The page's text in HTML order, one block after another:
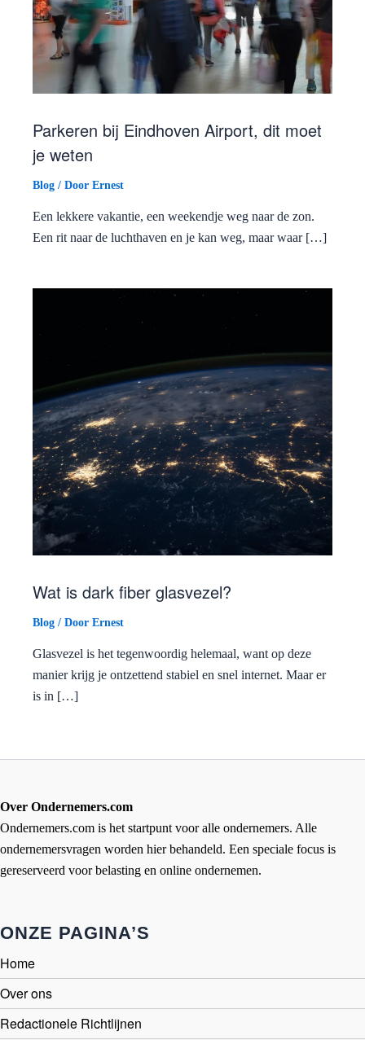
Parkeren bij Eindhoven Airport, dit moet
je weten
Blog / Door Ernest
Een lekkere vakantie, een weekendje weg naar de zon.
Een rit naar de luchthaven en je kan weg, maar waar […]
Wat is dark fiber glasvezel?
Blog / Door Ernest
Glasvezel is het tegenwoordig helemaal, want op deze
manier krijg je ontzettend stabiel en snel internet. Maar er
is in […]
Over Ondernemers.com
Ondernemers.com is het startpunt voor alle ondernemers. Alle
ondernemersvragen worden hier behandeld. Een speciale focus is
gereserveerd voor belasting en online ondernemen.
ONZE PAGINA’S
Home
Over ons
Redactionele Richtlijnen